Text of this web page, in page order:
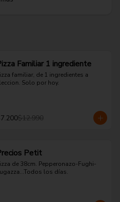
Familiar 1 ingrediente
familiar, de 1 ingredientes a
Solo por hoy.
$12.990
Petit
de 38cm. Pepperonazo-Fughi-
los días.